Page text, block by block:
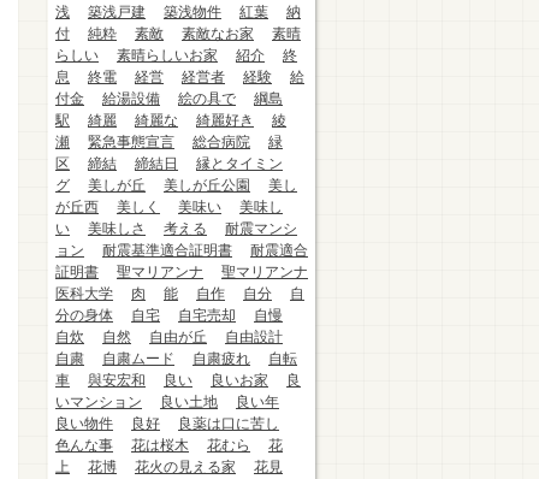
浅
築浅戸建 築浅物件 紅葉
納
付
純粋 素敵 素敵なお家
素晴
らしい
素晴らしいお家 紹介
終
息
終電 経営 経営者 経験
給
付金
給湯設備 絵の具で
綱島
駅
綺麗 綺麗な 綺麗好き
綾
瀬
緊急事態宣言 総合病院
緑
区
締結 締結日
縁とタイミン
グ
美しが丘 美しが丘公園
美し
が丘西
美しく 美味い
美味し
い
美味しさ 考える
耐震マンシ
ョン
耐震基準適合証明書
耐震適合
証明書
聖マリアンナ
聖マリアンナ
医科大学
肉 能 自作 自分
自
分の身体
自宅 自宅売却
自慢
自炊
自然 自由が丘
自由設計
自粛
自粛ムード 自粛疲れ
自転
車
與安宏和 良い 良いお家
良
いマンション
良い土地
良い年
良い物件
良好
良薬は口に苦し
色んな事
花は桜木 花むら
花
上
花博 花火の見える家
花見